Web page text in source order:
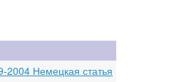
2004 Немецкая статья